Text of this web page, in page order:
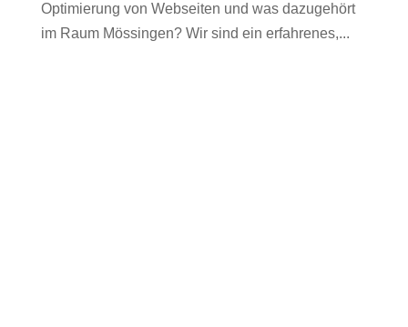
Optimierung von Webseiten und was dazugehört
im Raum Mössingen? Wir sind ein erfahrenes,...